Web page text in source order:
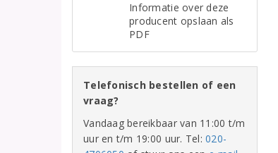
Informatie over deze
producent opslaan als
PDF
Telefonisch bestellen of een
vraag?
Vandaag bereikbaar van 11:00 t/m
uur en t/m 19:00 uur. Tel:020-